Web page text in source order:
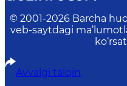
© 2001-2026 Barcha
veb-saytdagi
Avvalgi talqin